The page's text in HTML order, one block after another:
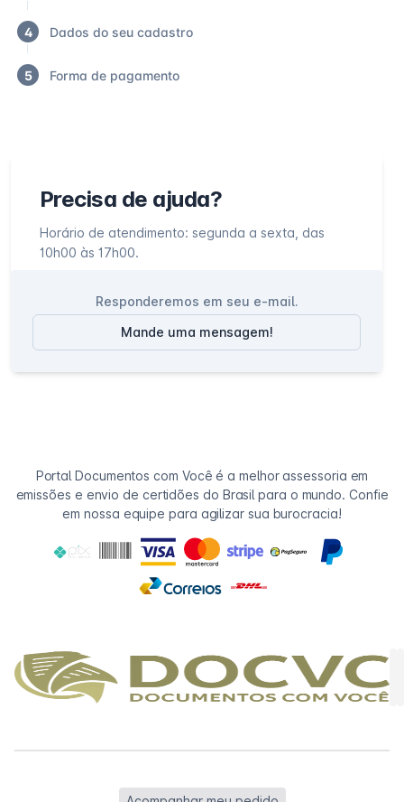
4 Dados do seu cadastro
5 Forma de pagamento
Precisa de ajuda?
Horário de atendimento: segunda a sexta, das
10h00 às 17h00.
Responderemos em seu e-mail.
Mande uma mensagem!
Portal Documentos com Você é a melhor assessoria em
emissões e envio de certidões do Brasil para o mundo. Confie
em nossa equipe para agilizar sua burocracia!